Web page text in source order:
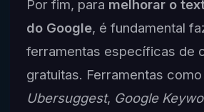
Por fim, para melhorar o
do Google, é fundamental
ferramentas específicas de
gratuitas. Ferramentas como
Ubersuggest, Google